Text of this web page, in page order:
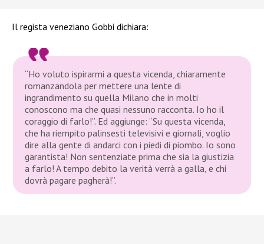
Il regista veneziano Gobbi dichiara:
“Ho voluto ispirarmi a questa vicenda, chiaramente
romanzandola per mettere una lente di
ingrandimento su quella Milano che in molti
conoscono ma che quasi nessuno racconta. Io ho il
coraggio di farlo!”. Ed aggiunge: “Su questa vicenda,
che ha riempito palinsesti televisivi e giornali, voglio
dire alla gente di andarci con i piedi di piombo. Io sono
garantista! Non sentenziate prima che sia la giustizia
a farlo! A tempo debito la verità verrà a galla, e chi
dovrà pagare pagherà!”.